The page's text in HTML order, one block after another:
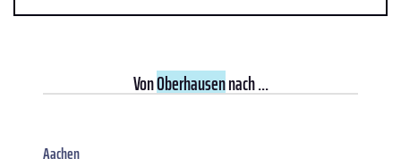
VonOberhausennach ...
Aachen